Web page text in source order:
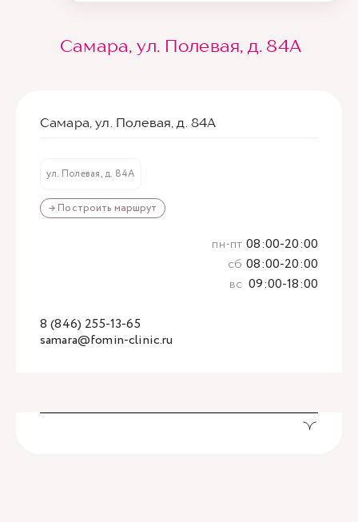
Самара, ул. Полевая, д. 84А
Самара, ул. Полевая, д. 84А
ул. Полевая, д. 84А
→ Построить маршрут
samara@fomin-clinic.ru
8 (846) 255-13-65
пн-пт 08:00-20:00
сб 08:00-20:00
вс 09:00-18:00